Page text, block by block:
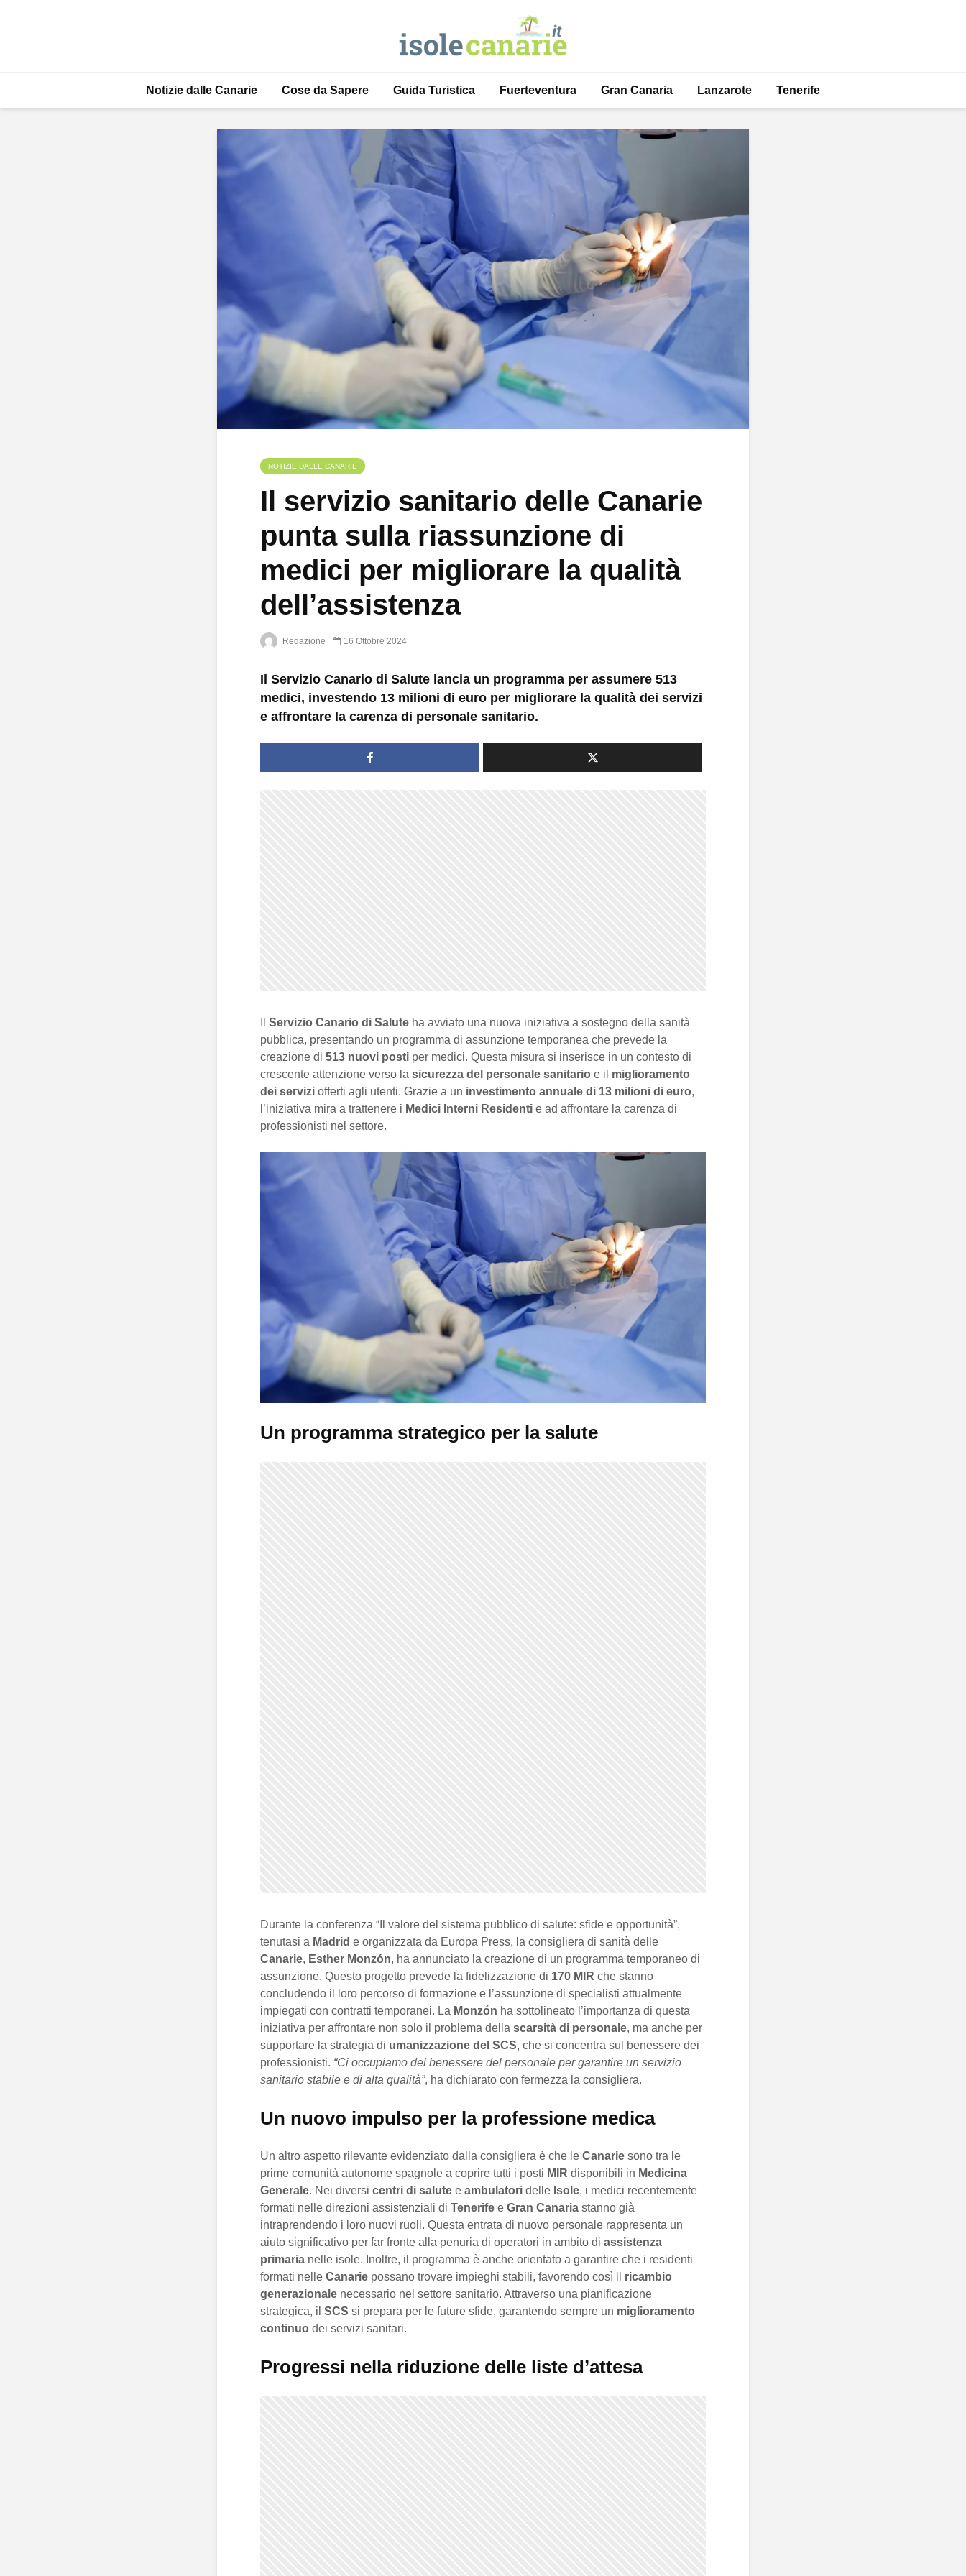
Notizie dalle Canarie Cose da Sapere Guida Turistica Fuerteventura Gran Canaria Lanzarote Tenerife
NOTIZIE DALLE CANARIE
Il servizio sanitario delle Canarie
punta sulla riassunzione di
medici per migliorare la qualità
dell’assistenza
Redazione 16 Ottobre 2024
Il Servizio Canario di Salute lancia un programma per assumere 513
medici, investendo 13 milioni di euro per migliorare la qualità dei servizi
e affrontare la carenza di personale sanitario.
Servizio Canario di Salute ha avviato una nuova iniziativa a sostegno della sanità
pubblica, presentando un programma di assunzione temporanea che prevede la
creazione di 513 nuovi posti per medici. Questa misura si inserisce in un contesto di
crescente attenzione verso la sicurezza del personale sanitario e il miglioramento
dei servizi offerti agli utenti. Grazie a un investimento annuale di 13 milioni di euro,
l’iniziativa mira a trattenere i Medici Interni Residenti e ad affrontare la carenza di
professionisti nel settore.
Un programma strategico per la salute
Durante la conferenza “Il valore del sistema pubblico di salute: sfide e opportunità”,
tenutasi a Madrid e organizzata da Europa Press, la consigliera di sanità delle
Canarie, Esther Monzón, ha annunciato la creazione di un programma temporaneo di
assunzione. Questo progetto prevede la fidelizzazione di 170 MIR che stanno
concludendo il loro percorso di formazione e l’assunzione di specialisti attualmente
impiegati con contratti temporanei. La Monzón ha sottolineato l’importanza di questa
iniziativa per affrontare non solo il problema della scarsità di personale, ma anche per
supportare la strategia di umanizzazione del SCS, che si concentra sul benessere dei
professionisti. “Ci occupiamo del benessere del personale per garantire un servizio
sanitario stabile e di alta qualità”, ha dichiarato con fermezza la consigliera.
Un nuovo impulso per la professione medica
Un altro aspetto rilevante evidenziato dalla consigliera è che le Canarie sono tra le
prime comunità autonome spagnole a coprire tutti i posti MIR disponibili in Medicina
Generale. Nei diversi centri di salute e ambulatori delle Isole, i medici recentemente
formati nelle direzioni assistenziali di Tenerife e Gran Canaria stanno già
intraprendendo i loro nuovi ruoli. Questa entrata di nuovo personale rappresenta un
aiuto significativo per far fronte alla penuria di operatori in ambito di assistenza
primaria nelle isole. Inoltre, il programma è anche orientato a garantire che i residenti
formati nelle Canarie possano trovare impieghi stabili, favorendo così il ricambio
generazionale necessario nel settore sanitario. Attraverso una pianificazione
strategica, il SCS si prepara per le future sfide, garantendo sempre un miglioramento
continuo dei servizi sanitari.
Progressi nella riduzione delle liste d’attesa